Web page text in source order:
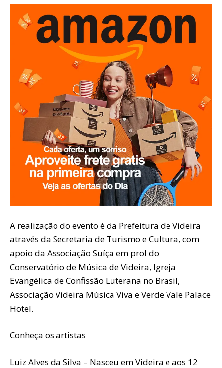
A realização do evento é da Prefeitura de Videira
através da Secretaria de Turismo e Cultura, com
apoio da Associação Suíça em prol do
Conservatório de Música de Videira, Igreja
Evangélica de Confissão Luterana no Brasil,
Associação Videira Música Viva e Verde Vale Palace
Hotel.
Conheça os artistas
Luiz Alves da Silva – Nasceu em Videira e aos 12